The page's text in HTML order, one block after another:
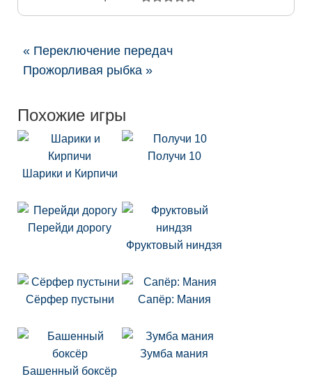
« Переключение передач
Прожорливая рыбка »
Похожие игры
Шарики и Кирпичи
Получи 10
Перейди дорогу
Фруктовый ниндзя
Сёрфер пустыни Сапёр: Мания
Башенный боксёр
Зумба мания